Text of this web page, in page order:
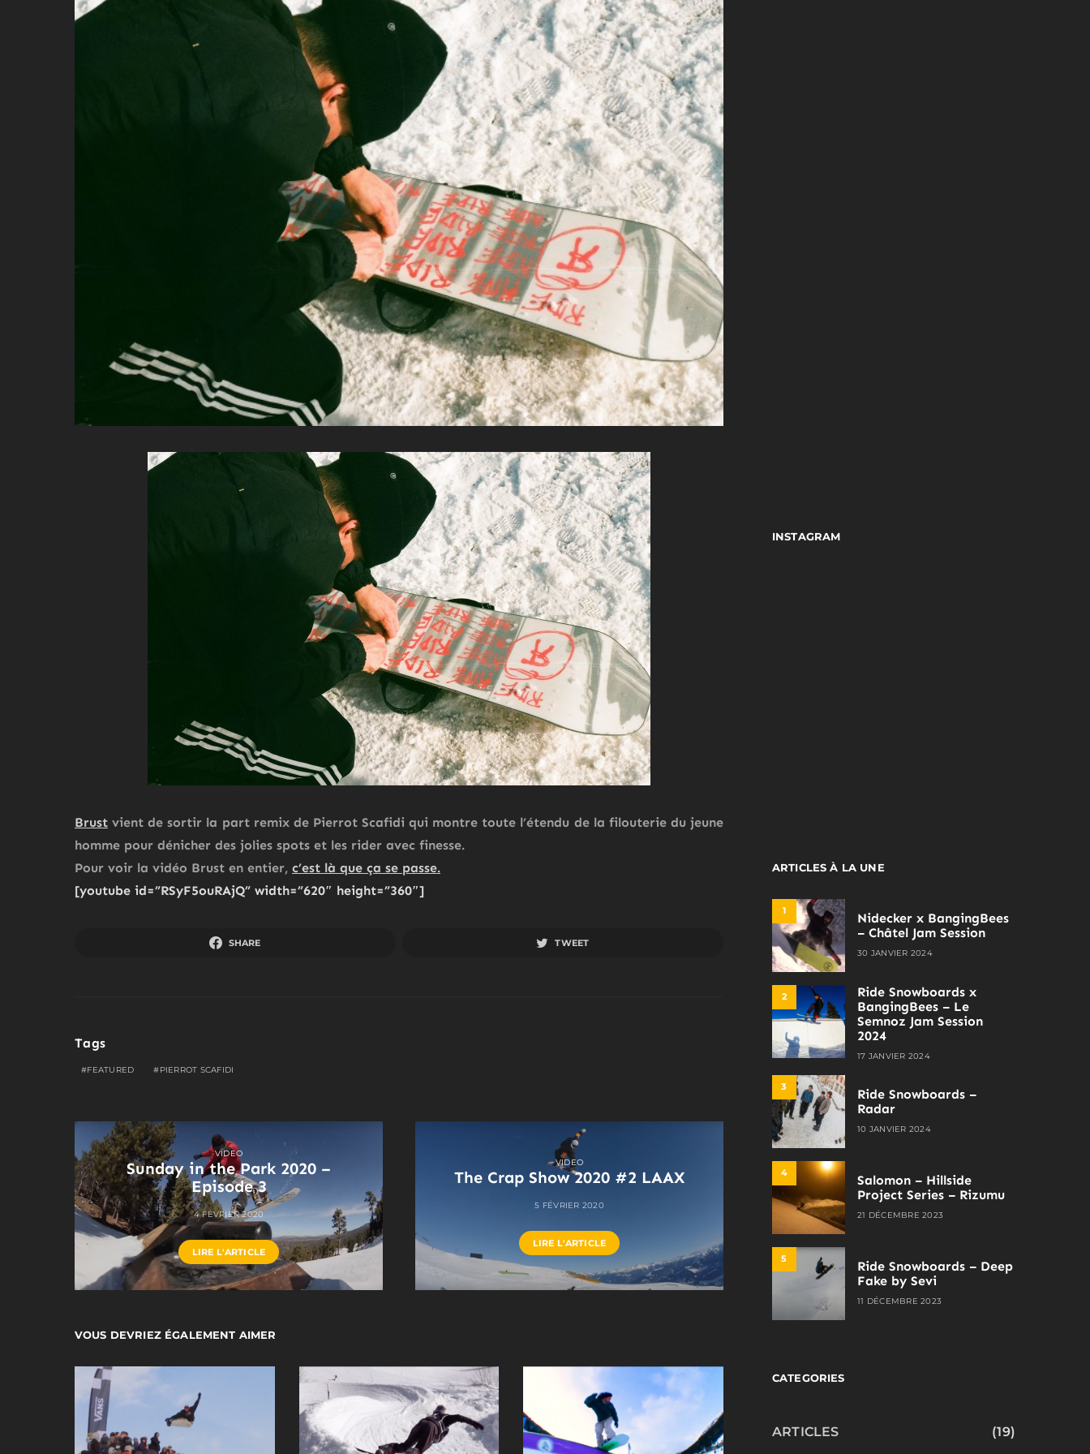
Brust vient de sortir la part remix de Pierrot Scafidi qui montre toute l’étendu de la filouterie du jeune
homme pour dénicher des jolies spots et les rider avec finesse.
Pour voir la vidéo Brust en entier, c’est là que ça se passe.
[youtube id=”RSyF5ouRAjQ” width=”620″ height=”360″]
SHARE TWEET
Tags
FEATURED PIERROT SCAFIDI
VIDEO
Sunday in the Park 2020 –
Episode 3
4 FÉVRIER 2020
LIRE L'ARTICLE
VIDEO
The Crap Show 2020 #2 LAAX
5 FÉVRIER 2020
LIRE L'ARTICLE
VOUS DEVRIEZ ÉGALEMENT AIMER
INSTAGRAM
ARTICLES À LA UNE
1
Nidecker x BangingBees
– Châtel Jam Session
30 JANVIER 2024
2
Ride Snowboards x
BangingBees – Le
Semnoz Jam Session
2024
17 JANVIER 2024
3
Ride Snowboards –
Radar
10 JANVIER 2024
4
Salomon – Hillside
Project Series – Rizumu
21 DÉCEMBRE 2023
5
Ride Snowboards – Deep
Fake by Sevi
11 DÉCEMBRE 2023
CATEGORIES
ARTICLES (19)